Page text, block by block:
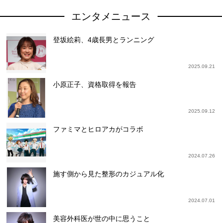
エンタメニュース
登坂絵莉、4歳長男とランニング
2025.09.21
小原正子、資格取得を報告
2025.09.12
ファミマとヒロアカがコラボ
2024.07.26
施す側から見た整形のカジュアル化
2024.07.01
美容外科医が世の中に思うこと